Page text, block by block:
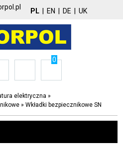
PL EN DE UK
0
elektryczna »
»Wkładki bezpiecznikowe SN